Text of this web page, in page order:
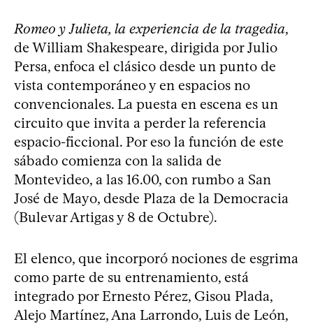
Romeo y Julieta, la experiencia de la tragedia,
de William Shakespeare, dirigida por Julio
Persa, enfoca el clásico desde un punto de
vista contemporáneo y en espacios no
convencionales. La puesta en escena es un
circuito que invita a perder la referencia
espacio-ficcional. Por eso la función de este
sábado comienza con la salida de
Montevideo, a las 16.00, con rumbo a San
José de Mayo, desde Plaza de la Democracia
(Bulevar Artigas y 8 de Octubre).
El elenco, que incorporó nociones de esgrima
como parte de su entrenamiento, está
integrado por Ernesto Pérez, Gisou Plada,
Alejo Martínez, Ana Larrondo, Luis de León,